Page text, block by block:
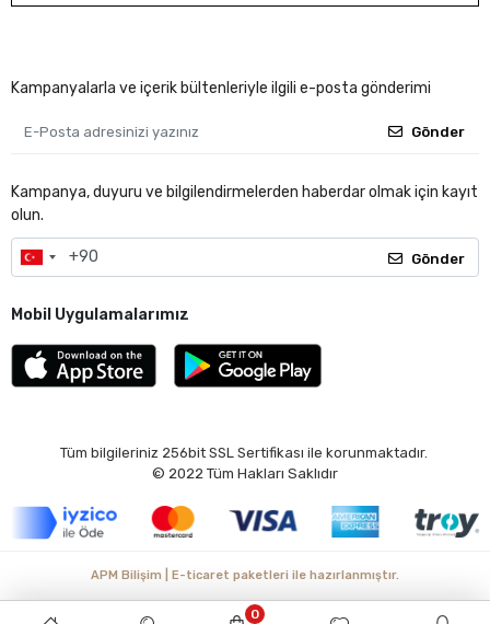
Kampanyalarla ve içerik bültenleriyle ilgili e-posta gönderimi
Gönder
Kampanya, duyuru ve bilgilendirmelerden haberdar olmak için kayıt
olun.
Gönder
Mobil Uygulamalarımız
Tüm bilgileriniz 256bit SSL Sertifikası ile korunmaktadır.
© 2022 Tüm Hakları Saklıdır
0
APM Bilişim | E-ticaret paketleri ile hazırlanmıştır.